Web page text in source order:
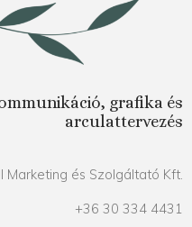
grafika és
arculattervezés
Marketing és Szolgáltató Kft.
+36 30 334 4431